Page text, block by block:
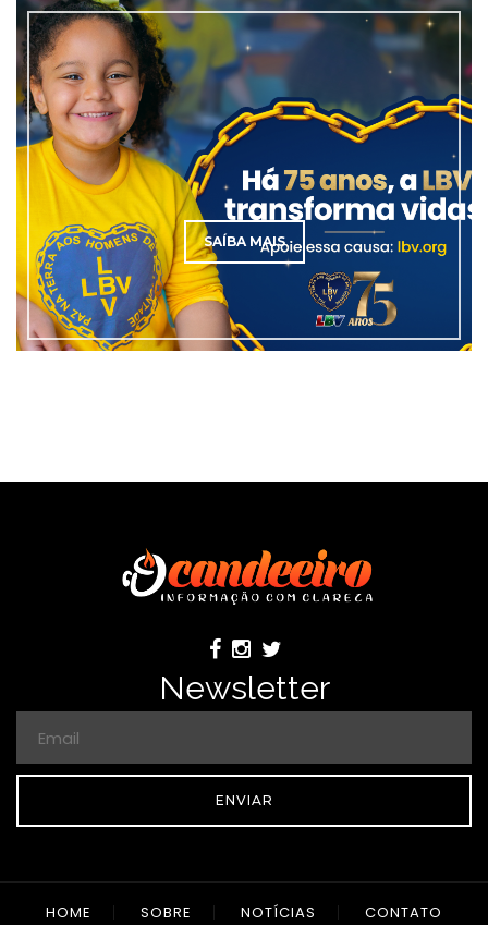
SAÍBA MAIS
Newsletter
ENVIAR
HOME SOBRE NOTÍCIAS CONTATO